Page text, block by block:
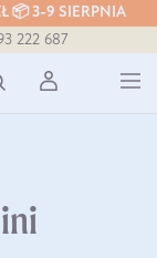
📦 3-9 SIERPNIA
222 687